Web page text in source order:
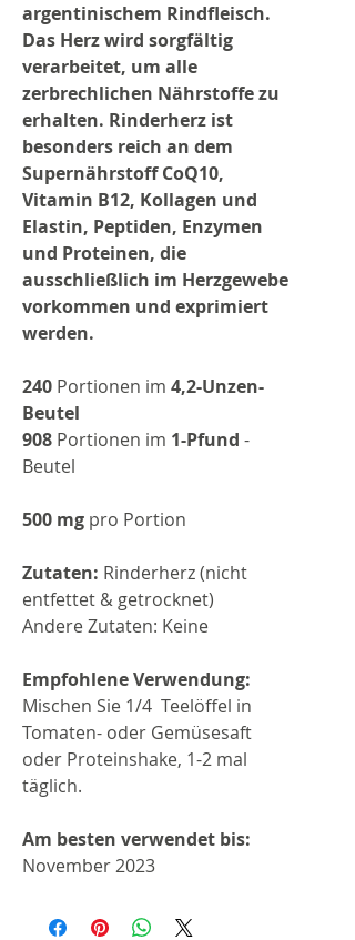
argentinischem Rindfleisch.
Das Herz wird sorgfältig
verarbeitet, um alle
zerbrechlichen Nährstoffe zu
erhalten. Rinderherz ist
besonders reich an dem
Supernährstoff CoQ10,
Vitamin B12, Kollagen und
Elastin, Peptiden, Enzymen
und Proteinen, die
ausschließlich im Herzgewebe
vorkommen und exprimiert
werden.
240 Portionen im 4,2-Unzen-
Beutel
908 Portionen im 1-Pfund -
Beutel
500 mg pro Portion
Zutaten: Rinderherz (nicht
entfettet & getrocknet)
Andere Zutaten: Keine
Empfohlene Verwendung:
Mischen Sie 1/4 Teelöffel in
Tomaten- oder Gemüsesaft
oder Proteinshake, 1-2 mal
täglich.
Am besten verwendet bis:
November 2023